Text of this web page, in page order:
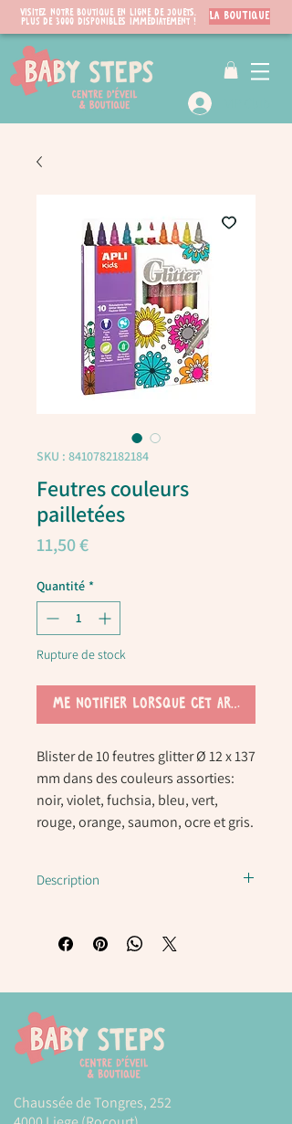
Visitez notre boutique en ligne de jouets.
PLUS de 3000 disponibles immédiatement !
LA BOUTIQUE
SKU : 8410782182184
Feutres couleurs
pailletées
11,50 €Prix
Quantité *
Rupture de stock
Me notifier lorsque cet article est
Blister de 10 feutres glitter Ø 12 x 137
mm dans des couleurs assorties:
noir, violet, fuchsia, bleu, vert,
rouge, orange, saumon, ocre et gris.
Description
anti-étouffement, ils ne sont ni toxiques ni
sans gluten et leur encre est durable.
pointe ronde verrouillée Ø 3,8 mm.
Les marqueurs APLI Kids sont facilement
lavables, ont un capuchon anti-
étouffement, sont non toxiques et sans
Chaussée de Tongres, 252